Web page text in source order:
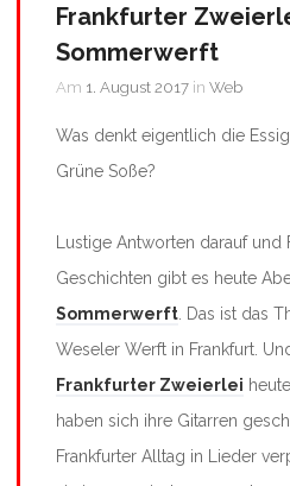
Frankfurter
Sommerwerft
Am 1. August 2017 in Web
Was denkt eigentlich die
Grüne Soße?
Lustige Antworten darauf und
Geschichten gibt es heute
Sommerwerft . Das ist das
Weseler Werft in Frankfurt.
Frankfurter Zweierlei
haben sich ihre Gitarren
Frankfurter Alltag in Lieder